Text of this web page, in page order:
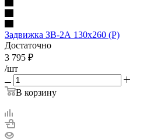
Задвижка ЗВ-2А 130х260 (Р)
Достаточно
3 795 ₽
/шт
В корзину